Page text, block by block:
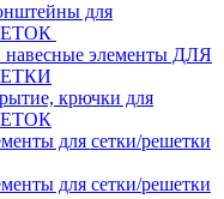
для
навесные элементы ДЛЯ
крючки для
для сетки/решетки
для сетки/решетки